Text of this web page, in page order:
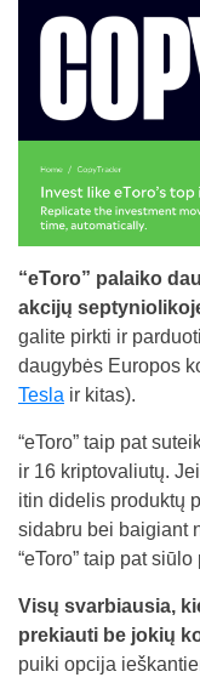
“eToro” palaiko
akcijų
galite pirkti ir
daugybės Europos
Tesla ir kitas).
“eToro” taip pat
ir 16 kriptovaliutų.
itin didelis produktų
sidabru bei baigiant
“eToro” taip pat
Visų svarbiausia,
prekiauti be jokių
puiki opcija